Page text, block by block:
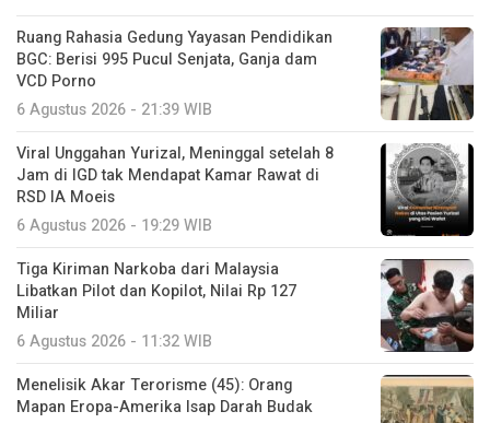
Ruang Rahasia Gedung Yayasan Pendidikan
BGC: Berisi 995 Pucul Senjata, Ganja dam
VCD Porno
6 Agustus 2026 - 21:39 WIB
Viral Unggahan Yurizal, Meninggal setelah 8
Jam di IGD tak Mendapat Kamar Rawat di
RSD IA Moeis
6 Agustus 2026 - 19:29 WIB
Tiga Kiriman Narkoba dari Malaysia
Libatkan Pilot dan Kopilot, Nilai Rp 127
Miliar
6 Agustus 2026 - 11:32 WIB
Menelisik Akar Terorisme (45): Orang
Mapan Eropa-Amerika Isap Darah Budak